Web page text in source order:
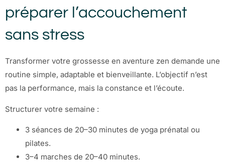
préparer l’accouchement
sans stress
Transformer votre grossesse en aventure zen demande une
routine simple, adaptable et bienveillante. L’objectif n’est
pas la performance, mais la constance et l’écoute.
Structurer votre semaine :
3 séances de 20–30 minutes de yoga prénatal ou
pilates.
3–4 marches de 20–40 minutes.